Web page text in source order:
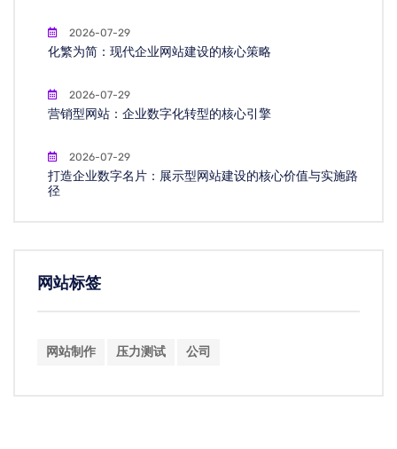
2026-07-29
化繁为简：现代企业网站建设的核心策略
2026-07-29
营销型网站：企业数字化转型的核心引擎
2026-07-29
打造企业数字名片：展示型网站建设的核心价值与实施路
径
网站标签
网站制作 压力测试 公司